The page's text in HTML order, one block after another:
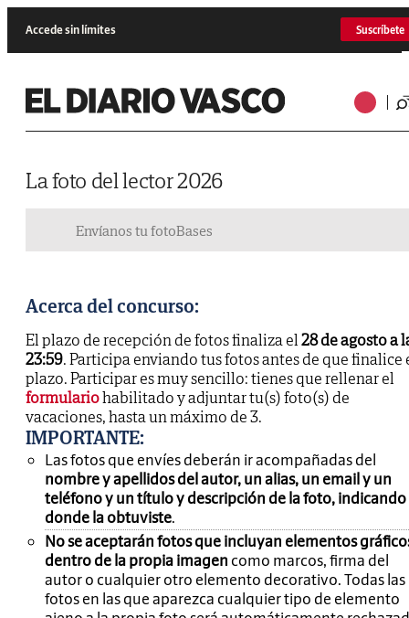
Accede sin límites Suscríbete
La foto del lector 2026
Envíanos tu fotoBases
Acerca del concurso:
El plazo de recepción de fotos finaliza el28 de agosto a
23:59. Participa enviando tus fotos antes de que finalice
plazo. Participar es muy sencillo: tienes que rellenar el
formulariohabilitado y adjuntar tu(s) foto(s) de
vacaciones, hasta un máximo de 3.
IMPORTANTE:
Las fotos que envíes deberán ir acompañadas del
nombre y apellidos del autor, un alias, un email y un
teléfono y un título y descripción de la foto, indicando
donde la obtuviste.
No se aceptarán fotos que incluyan elementos
dentro de la propia imagen como marcos, firma del
autor o cualquier otro elemento decorativo. Todas las
fotos en las que aparezca cualquier tipo de elemento